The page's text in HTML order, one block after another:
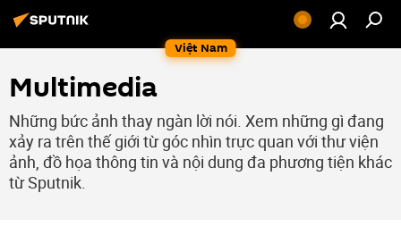
Việt Nam
Multimedia
Những bức ảnh thay ngàn lời nói. Xem những gì đang
xảy ra trên thế giới từ góc nhìn trực quan với thư viện
ảnh, đồ họa thông tin và nội dung đa phương tiện khác
từ Sputnik.